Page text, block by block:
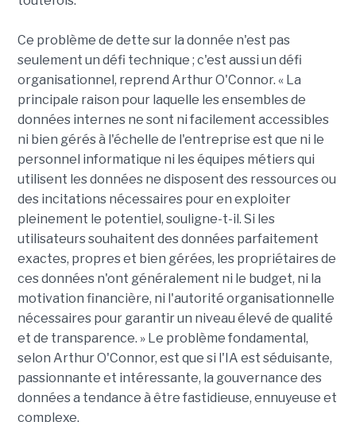
Ce problème de dette sur la donnée n'est pas
seulement un défi technique ; c'est aussi un défi
organisationnel, reprend Arthur O'Connor. « La
principale raison pour laquelle les ensembles de
données internes ne sont ni facilement accessibles
ni bien gérés à l'échelle de l'entreprise est que ni le
personnel informatique ni les équipes métiers qui
utilisent les données ne disposent des ressources ou
des incitations nécessaires pour en exploiter
pleinement le potentiel, souligne-t-il. Si les
utilisateurs souhaitent des données parfaitement
exactes, propres et bien gérées, les propriétaires de
ces données n'ont généralement ni le budget, ni la
motivation financière, ni l'autorité organisationnelle
nécessaires pour garantir un niveau élevé de qualité
et de transparence. » Le problème fondamental,
selon Arthur O'Connor, est que si l'IA est séduisante,
passionnante et intéressante, la gouvernance des
données a tendance à être fastidieuse, ennuyeuse et
complexe.